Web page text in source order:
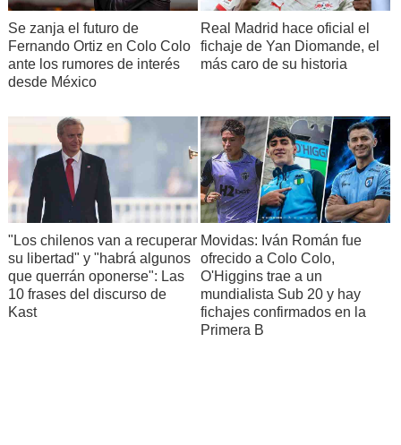
Se zanja el futuro de
Fernando Ortiz en Colo Colo
ante los rumores de interés
desde México
Real Madrid hace oficial el
fichaje de Yan Diomande, el
más caro de su historia
"Los chilenos van a recuperar
su libertad" y "habrá algunos
que querrán oponerse": Las
10 frases del discurso de
Kast
Movidas: Iván Román fue
ofrecido a Colo Colo,
O'Higgins trae a un
mundialista Sub 20 y hay
fichajes confirmados en la
Primera B